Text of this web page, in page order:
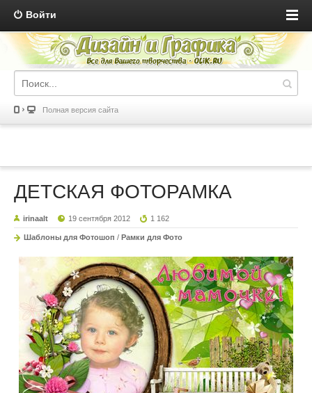
Войти
Полная версия сайта
ДЕТСКАЯ ФОТОРАМКА
irinaalt 19 сентября 2012 1 162
Шаблоны для Фотошоп / Рамки для Фото